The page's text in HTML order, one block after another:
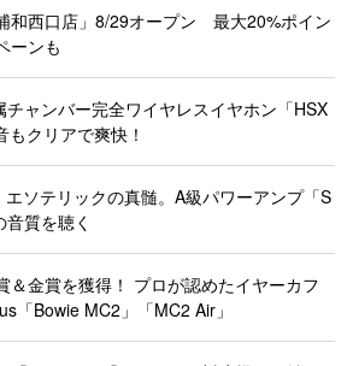
和西口店」8/29オープン 最大20%ポイン
ーンも
ャンバー完全ワイヤレスイヤホン「HSX
クリアで爽快！
エソテリックの真髄。A級パワーアンプ「S
質を聴く
＆金賞を獲得！ プロが認めたイヤーカフ
「Bowie MC2」「MC2 Air」